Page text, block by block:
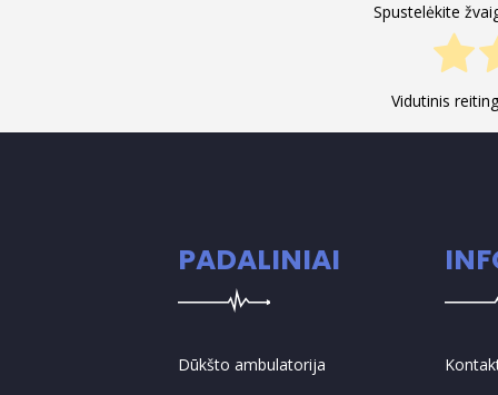
Spustelėkite
Vidutinis
PADALINIAI
Dūkšto ambulatorija